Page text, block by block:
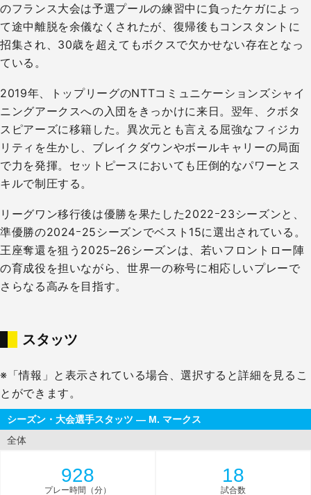
のフランス大会は予選プールの練習中に負ったケガによっ
て途中離脱を余儀なくされたが、復帰後もコンスタントに
招集され、30歳を超えてもボクスで欠かせない存在となっ
ている。
2019年、トップリーグのNTTコミュニケーションズシャイ
ニングアークスへの入団をきっかけに来日。翌年、クボタ
スピアーズに移籍した。異次元とも言える屈強なフィジカ
リティを生かし、ブレイクダウンやボールキャリーの局面
で力を発揮。セットピースにおいても圧倒的なパワーとス
キルで制圧する。
リーグワン移行後は優勝を果たした2022ｰ23シーズンと、
準優勝の2024ｰ25シーズンでベスト15に選出されている。
王座奪還を狙う2025–26シーズンは、若いフロントロー陣
の育成役を担いながら、世界一の称号に相応しいプレーで
さらなる高みを目指す。
スタッツ
※「情報」と表示されている場合、選択すると詳細を見るこ
とができます。
シーズン・大会選手スタッツ — M. マークス
全体
928
プレー時間（分）
18
試合数